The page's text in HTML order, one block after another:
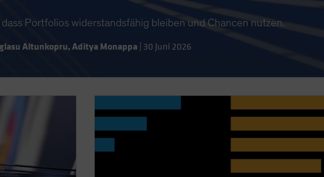
Portfolios widerstandsfähig bleiben und Chancen nutzen.
Altunkopru,Aditya Monappa 30 Juni 2026